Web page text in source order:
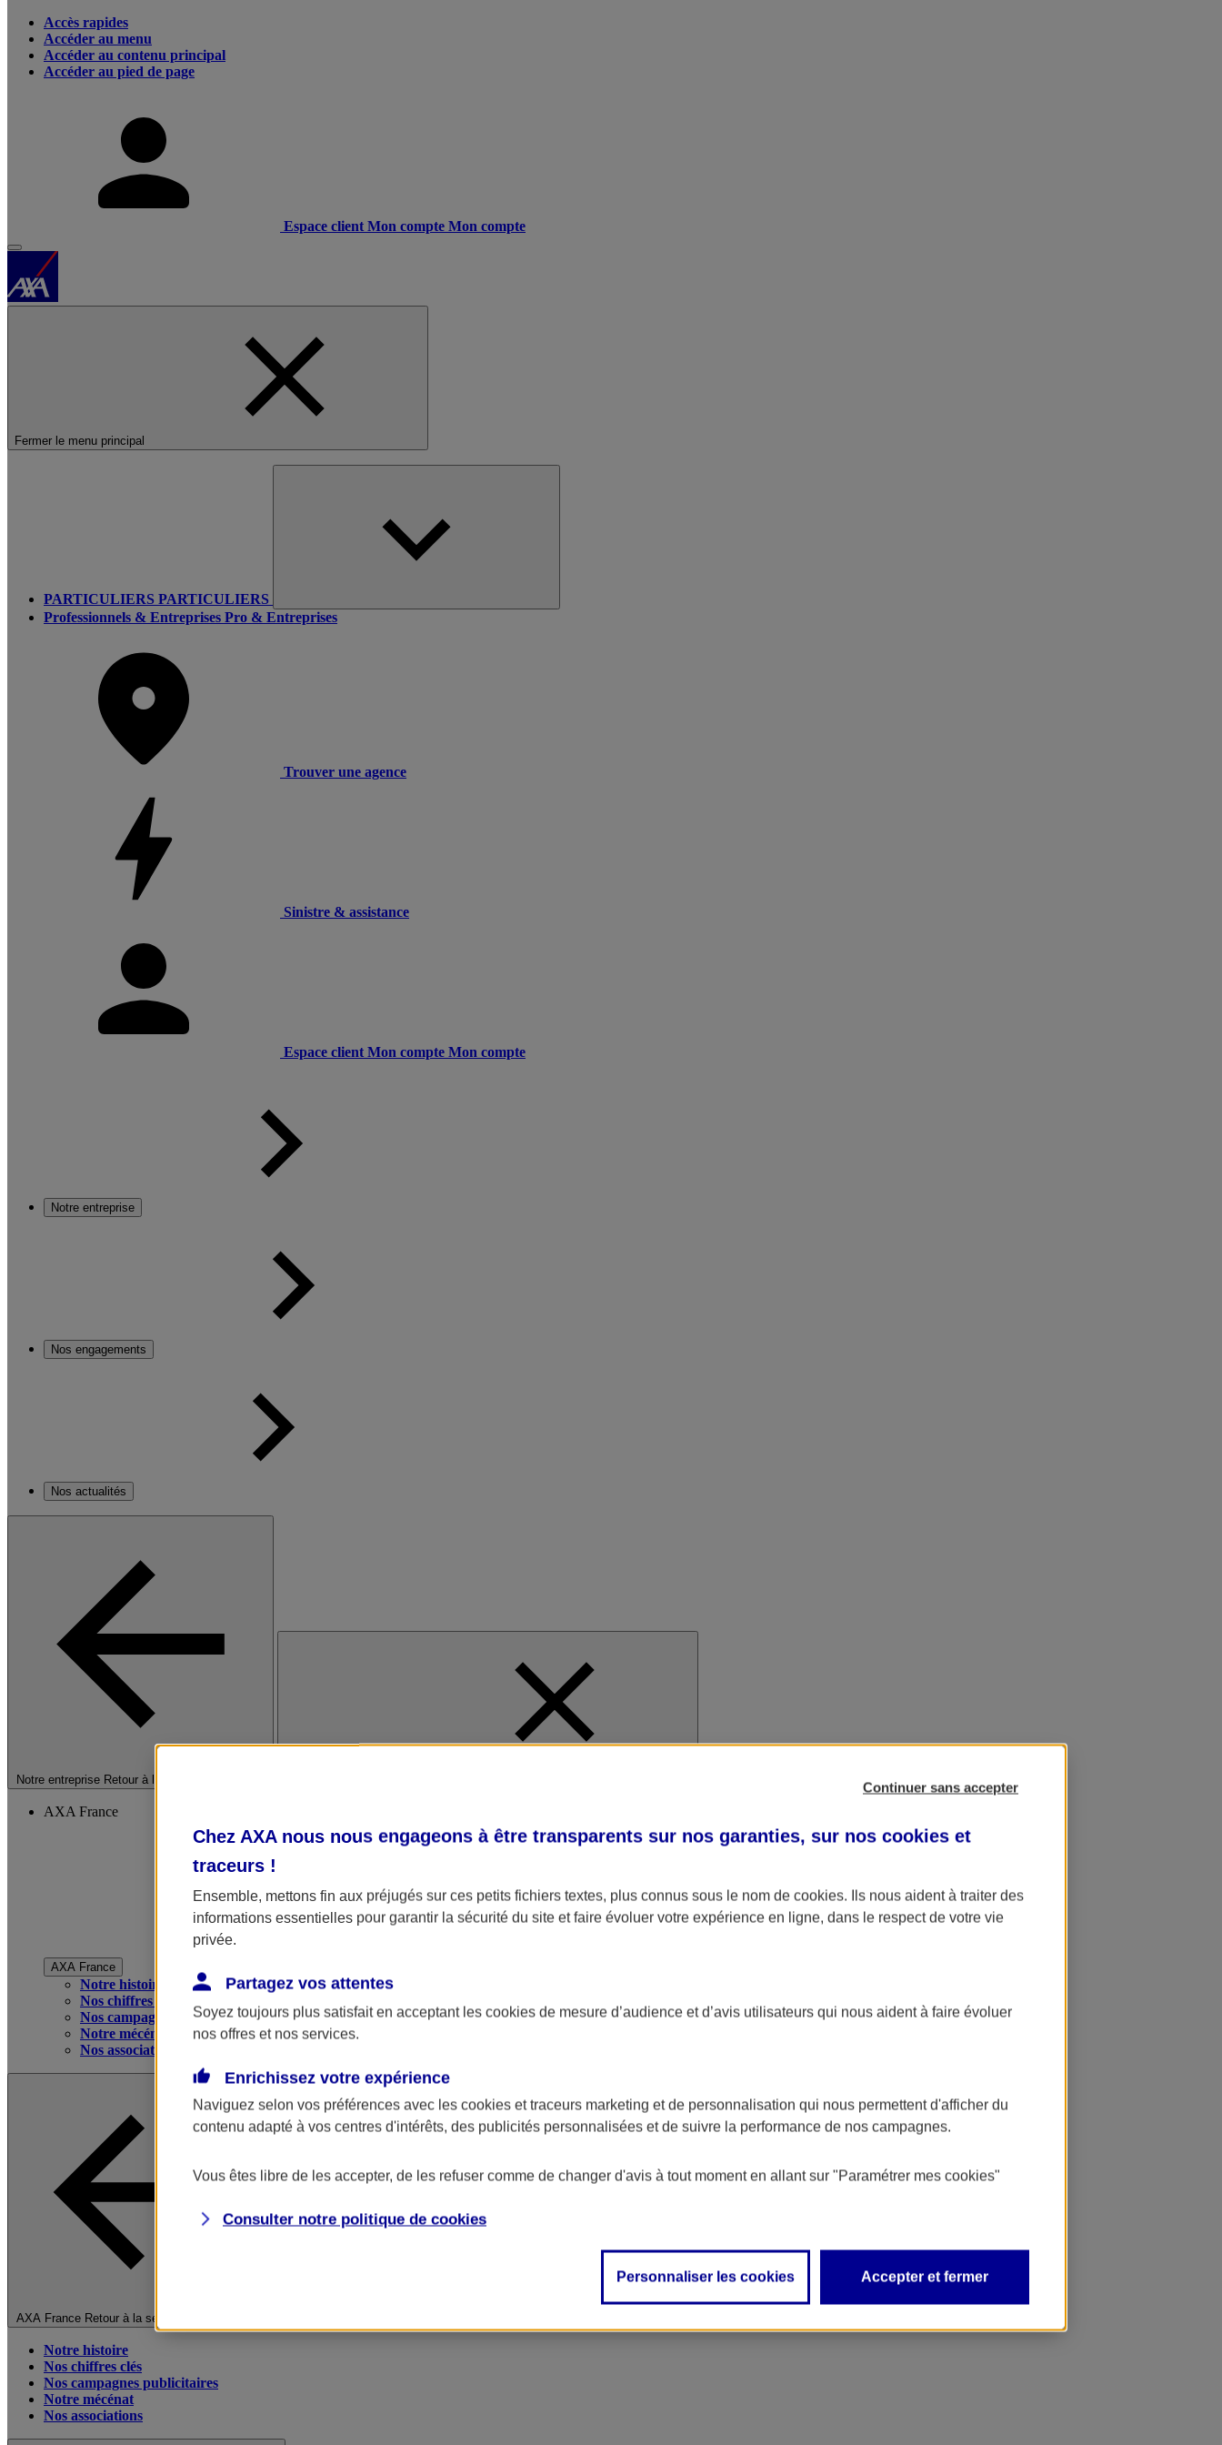
Accès rapides
Accéder au menu
Accéder au contenu principal
Accéder au pied de page
Espace client Mon compte Mon compte
Fermer le menu principal
PARTICULIERS PARTICULIERS
Professionnels & Entreprises Pro & Entreprises
Trouver une agence
Sinistre & assistance
Espace client Mon compte Mon compte
Notre entreprise
Nos engagements
Nos actualités
Notre entreprise Retour à la section précédente
AXA France
AXA France
Notre histoire
Nos chiffres clés
Nos campagnes publicitaires
Notre mécénat
Nos associations
AXA France Retour à la section précédente
Notre histoire
Nos chiffres clés
Nos campagnes publicitaires
Notre mécénat
Nos associations
Continuer sans accepter
Chez AXA nous nous engageons à être transparents sur nos garanties, sur nos cookies et
traceurs !
Ensemble, mettons fin aux préjugés sur ces petits fichiers textes, plus connus sous le nom de cookies. Ils nous aident à traiter des
informations essentielles pour garantir la sécurité du site et faire évoluer votre expérience en ligne, dans le respect de votre vie
privée.
Partagez vos attentes
Soyez toujours plus satisfait en acceptant les cookies de mesure d’audience et d’avis utilisateurs qui nous aident à faire évoluer
nos offres et nos services.
Enrichissez votre expérience
Naviguez selon vos préférences avec les cookies et traceurs marketing et de personnalisation qui nous permettent d'afficher du
contenu adapté à vos centres d'intérêts, des publicités personnalisées et de suivre la performance de nos campagnes.
Vous êtes libre de les accepter, de les refuser comme de changer d'avis à tout moment en allant sur "Paramétrer mes cookies"
Consulter notre politique de cookies
Personnaliser les cookies Accepter et fermer